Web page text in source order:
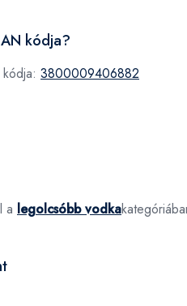
kódja?
3800009406882
a legolcsóbb vodka